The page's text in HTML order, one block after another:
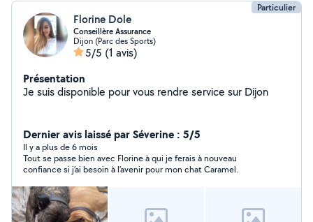
Particulier
Florine Dole
Conseillère Assurance
Dijon (Parc des Sports)
5/5 (1 avis)
Présentation
Je suis disponible pour vous rendre service sur Dijon
Dernier avis laissé par Séverine : 5/5
Il y a plus de 6 mois
Tout se passe bien avec Florine à qui je ferais à nouveau
confiance si j’ai besoin à l’avenir pour mon chat Caramel.